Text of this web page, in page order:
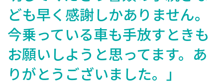
ども早く感謝しかありません。
今乗っている車も手放すときも
お願いしようと思ってます。あ
りがとうございました。」